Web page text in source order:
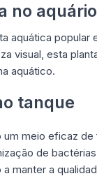
no aquário
aquática
visual, esta
aquático.
tanque
meio eficaz
de
manter a